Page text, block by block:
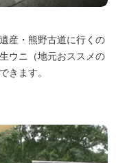
産・熊野古道に行くの
ウニ（地元おススメの
きます。